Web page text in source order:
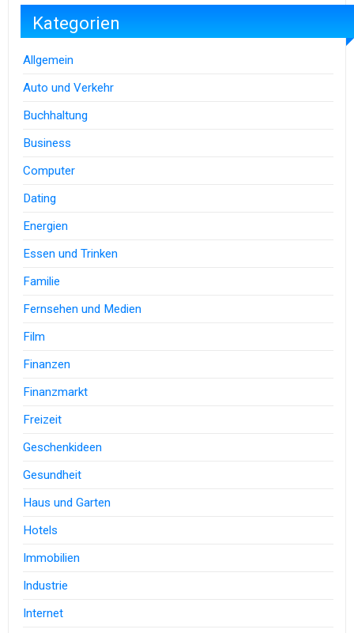
Kategorien
Allgemein
Auto und Verkehr
Buchhaltung
Business
Computer
Dating
Energien
Essen und Trinken
Familie
Fernsehen und Medien
Film
Finanzen
Finanzmarkt
Freizeit
Geschenkideen
Gesundheit
Haus und Garten
Hotels
Immobilien
Industrie
Internet